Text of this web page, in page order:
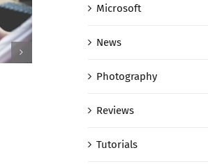
curabir vens
Microsoft
News
Photography
Reviews
Tutorials